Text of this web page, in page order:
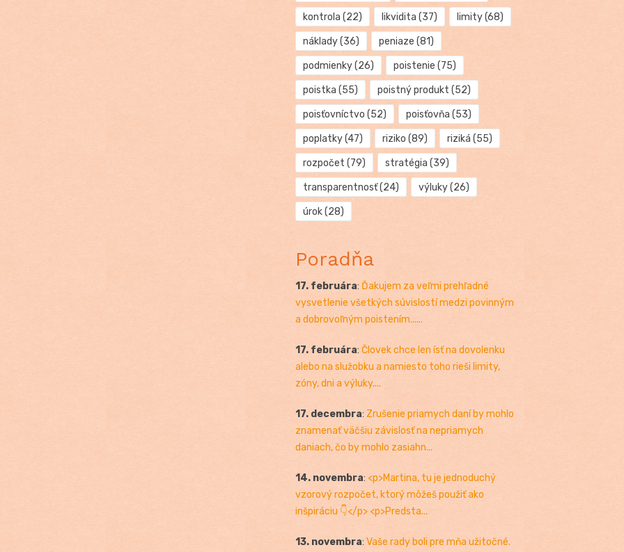
kontrola (22) likvidita (37) limity(68)
náklady(36) peniaze (81)
podmienky(26) poistenie (75)
poistka (55) poistný produkt (52)
poisťovníctvo (52) poisťovňa (53)
poplatky(47) riziko (89) riziká (55)
rozpočet (79) stratégia (39)
transparentnosť(24) výluky(26)
úrok(28)
Poradňa
17. februára: Ďakujem za veľmi prehľadné
vysvetlenie všetkých súvislostí medzi povinným
a dobrovoľným poistením......
17. februára: Človek chce len ísť na dovolenku
alebo na služobku a namiesto toho rieši limity,
zóny, dni a výluky....
17. decembra: Zrušenie priamych daní by mohlo
znamenať väčšiu závislosť na nepriamych
daniach, čo by mohlo zasiahn...
14. novembra: <p>Martina, tu je jednoduchý
vzorový rozpočet, ktorý môžeš použiť ako
inšpiráciu 👇</p> <p>Predsta...
13. novembra: Vaše rady boli pre mňa užitočné.